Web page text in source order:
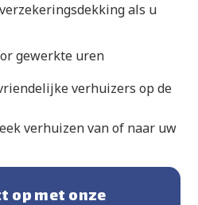
als u
gewerkte uren
verhuizers op de
verhuizen van of naar uw
op met onze